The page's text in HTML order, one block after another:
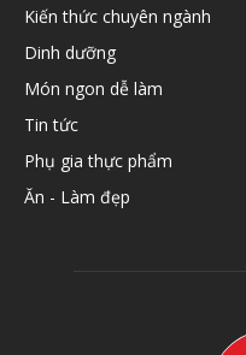
Kiến thức chuyên ngành
Dinh dưỡng
Món ngon dễ làm
Tin tức
Phụ gia thực phẩm
Ăn - Làm đẹp